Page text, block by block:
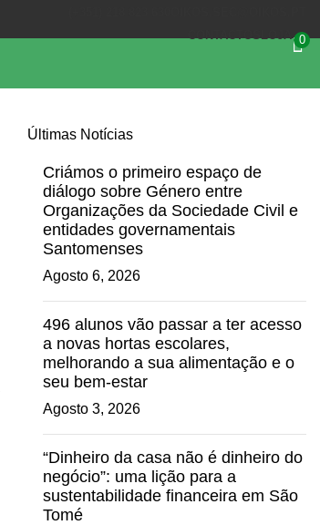
CONTACTOSLOJA 0
Últimas Notícias
Criámos o primeiro espaço de
diálogo sobre Género entre
Organizações da Sociedade Civil e
entidades governamentais
Santomenses
Agosto 6, 2026
496 alunos vão passar a ter acesso
a novas hortas escolares,
melhorando a sua alimentação e o
seu bem-estar
Agosto 3, 2026
“Dinheiro da casa não é dinheiro do
negócio”: uma lição para a
sustentabilidade financeira em São
Tomé